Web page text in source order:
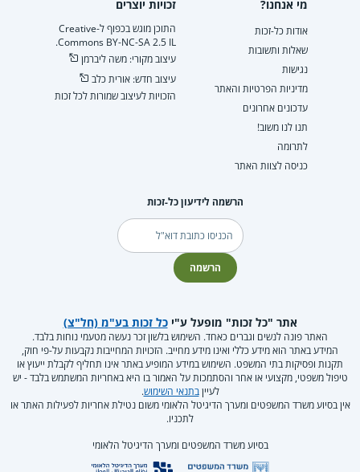
מי אנחנו?
אודות כל-זכות
שאלות ותשובות
נגישות
מדיניות הפרטיות והאתר
עדכונים אחרונים
תנו לנו משוב!
לתרומה
כניסה לצוות האתר
זכויות יוצרים
התוכן מוגש בכפוף ל-Creative
Commons BY-NC-SA 2.5 IL.
עיצוב מקורי: משה ליברמן
עיצוב חדש: אורית כלב
הזכויות לעיצוב שמורות לכל זכות
הרשמה לידיעון כל-זכות
דוא"ל
הרשמה
אתר "כל זכות" מופעל ע"יכל זכות בע"מ (חל"צ)
האתר פונה לנשים וגברים כאחד. השימוש בלשון זכר נעשה מטעמי נוחות בלבד.
המידע באתר הוא מידע כללי ואינו מידע מחייב. הזכויות המחייבות נקבעות על-פי חוק,
תקנות ופסיקות בתי המשפט. השימוש במידע המופיע באתר אינו תחליף לקבלת ייעוץ או
טיפול משפטי, מקצועי או אחר והסתמכות על האמור בו היא באחריות המשתמש בלבד - יש
לעייןבתנאי השימוש.
אין בסיוע משרד המשפטים ומערך הדיגיטל הלאומי משום נטילת אחריות לפעילות האתר או
לתכניו.
בסיוע משרד המשפטים ומערך הדיגיטל הלאומי